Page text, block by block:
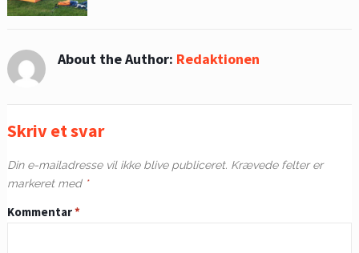
About the Author: Redaktionen
Skriv et svar
Din e-mailadresse vil ikke blive publiceret. Krævede felter er
markeret med *
Kommentar*